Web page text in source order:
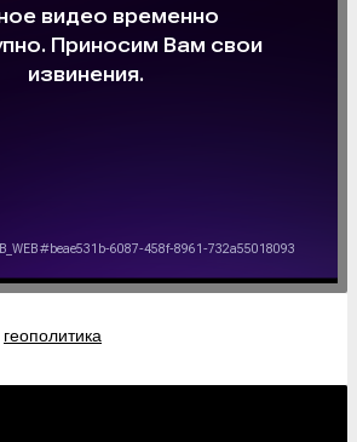
геополитика